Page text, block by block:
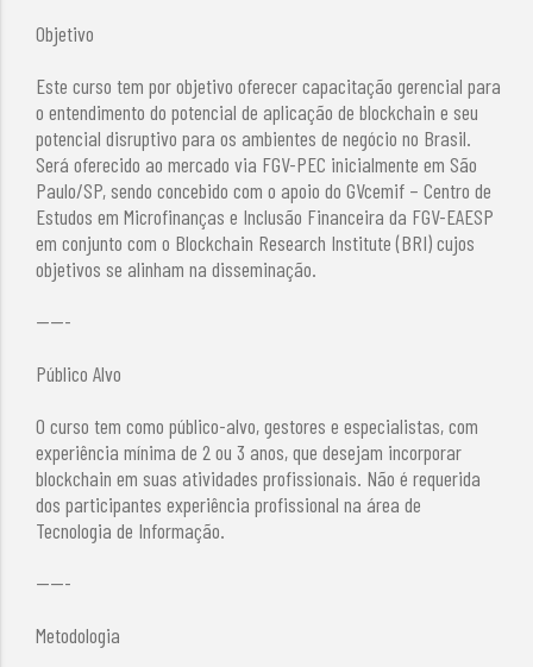
Objetivo
Este curso tem por objetivo oferecer capacitação gerencial para
o entendimento do potencial de aplicação de blockchain e seu
potencial disruptivo para os ambientes de negócio no Brasil.
Será oferecido ao mercado via FGV-PEC inicialmente em São
Paulo/SP, sendo concebido com o apoio do GVcemif – Centro de
Estudos em Microfinanças e Inclusão Financeira da FGV-EAESP
em conjunto com o Blockchain Research Institute (BRI) cujos
objetivos se alinham na disseminação.
-----
Público Alvo
O curso tem como público-alvo, gestores e especialistas, com
experiência mínima de 2 ou 3 anos, que desejam incorporar
blockchain em suas atividades profissionais. Não é requerida
dos participantes experiência profissional na área de
Tecnologia de Informação.
-----
Metodologia